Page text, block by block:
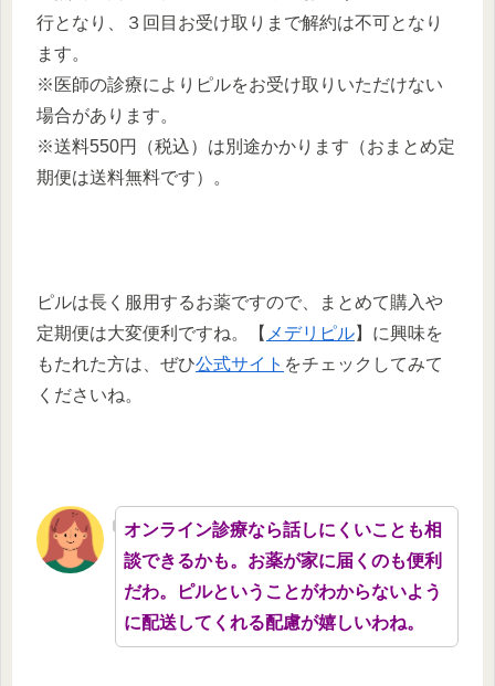
行となり、３回目お受け取りまで解約は不可となり
ます。
※医師の診療によりピルをお受け取りいただけない
場合があります。
※送料550円（税込）は別途かかります（おまとめ定
期便は送料無料です）。
ピルは長く服用するお薬ですので、まとめて購入や
定期便は大変便利ですね。【 メデリピル】に興味を
もたれた方は、ぜひ公式サイト をチェックしてみて
くださいね。
オンライン診療なら話しにくいことも相
談できるかも。お薬が家に届くのも便利
だわ。ピルということがわからないよう
に配送してくれる配慮が嬉しいわね。